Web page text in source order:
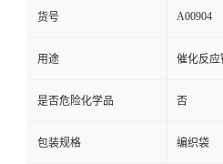
货号 A00904
用途 催化反应
是否危险化学品 否
包装规格 编织袋